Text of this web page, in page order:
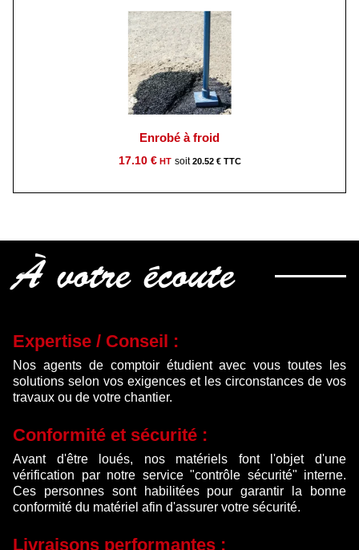
314.00 €.
285.00 €.
Enrobé à froid
17.10 € 20.52 €
À votre écoute
Expertise / Conseil :
Nos agents de comptoir étudient avec vous toutes les
solutions selon vos exigences et les circonstances de vos
travaux ou de votre chantier.
Conformité et sécurité :
Avant d'être loués, nos matériels font l'objet d'une
vérification par notre service "contrôle sécurité" interne.
Ces personnes sont habilitées pour garantir la bonne
conformité du matériel afin d'assurer votre sécurité.
Livraisons performantes :